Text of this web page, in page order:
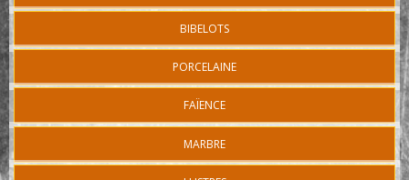
BIBELOTS
PORCELAINE
FAÏENCE
MARBRE